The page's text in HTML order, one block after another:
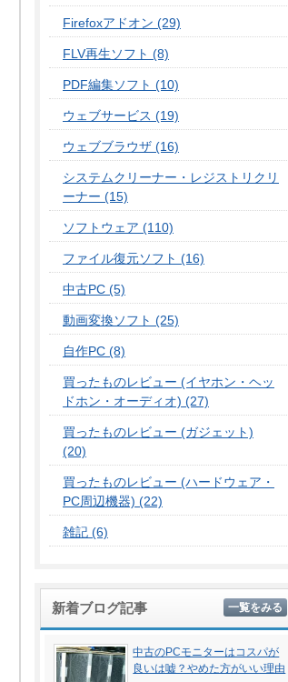
Firefoxアドオン (29)
FLV再生ソフト (8)
PDF編集ソフト (10)
ウェブサービス (19)
ウェブブラウザ (16)
システムクリーナー・レジストリクリ
ーナー (15)
ソフトウェア (110)
ファイル復元ソフト (16)
中古PC (5)
動画変換ソフト (25)
自作PC (8)
買ったものレビュー (イヤホン・ヘッ
ドホン・オーディオ) (27)
買ったものレビュー (ガジェット)
(20)
買ったものレビュー (ハードウェア・
PC周辺機器) (22)
雑記 (6)
新着ブログ記事 一覧をみる
中古のPCモニターはコスパが
良いは嘘？やめた方がいい理由